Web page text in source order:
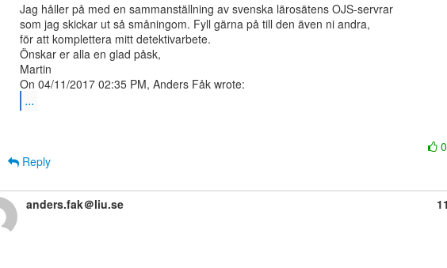
Jag håller på med en sammanställning av svenska lärosätens OJS-servrar
som jag skickar ut så småningom. Fyll gärna på till den även ni andra,
för att komplettera mitt detektivarbete.
Önskar er alla en glad påsk,
Martin
...
Reply
anders.fak＠liu.se